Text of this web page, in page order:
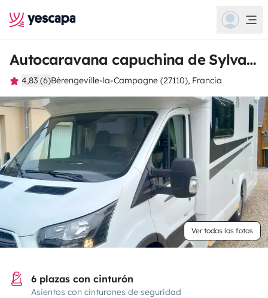
Autocaravana capuchina de Sylvain
4,83 (6)Bérengeville-la-Campagne (27110), Francia
Ver todas las fotos
6 plazas con cinturón
Asientos con cinturones de seguridad